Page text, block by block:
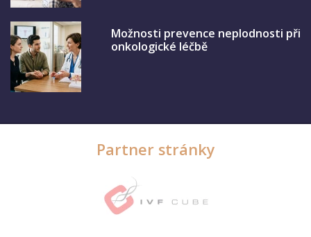
Možnosti prevence neplodnosti při
onkologické léčbě
Partner stránky